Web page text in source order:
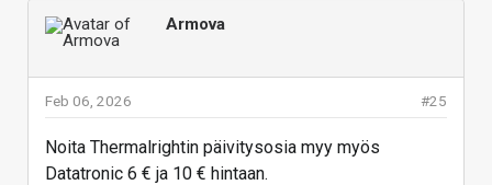
Armova
#25
Feb 06, 2026
Noita Thermalrightin päivitysosia myy myös
Datatronic 6 € ja 10 € hintaan.